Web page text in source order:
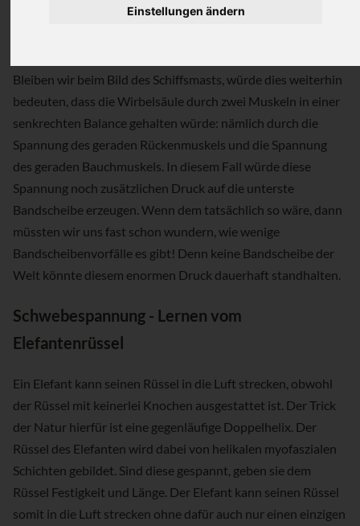
Einstellungen ändern
790.000 N/m² auf die Bandscheibe unterhalb des 5.
Bleiben wir beim Bild des Schiffsmasts, würde dies weiterhin
bedeuten, dass die Wirbelsäule durch zwei Muskeln in einer
senkrechten Balance gehalten würde: nämlich durch die
Spannung des geraden Rückenmuskels und die Spannung
des geraden Bauchmuskels. In diesem Fall würde diese
Spannung noch zusätzlichen Druck auf die unterste
Bandscheibe erzeugen. Wenn dem tatsächlich so wäre, dann
müssten wir uns fast schon wundern, wie wenige
Bandscheibenvorfälle es gibt! Denn keine Bandscheibe der
Welt könnte diesem enormen Druck dauerhaft standhalten.
Schwebespannung - Lernen vom
Elefantenrüssel
Ein Elefant kann seinen Rüssel in die Luft strecken, obwohl
der Rüssel mit keinerlei Knochen ausgestattet ist. Der Trick
der Natur hierfür ist eine gegenläufige Doppelhelix. Der
Rüssel des Elefanten wird dabei von helikalen myofaszialen
Schichten gebildet. Sind diese gespannt, geben sie dem
Rüssel Festigkeit und Länge. Der Elefant kann seinen Rüssel
somit in die Luft strecken ohne dafür auch nur einen einzigen